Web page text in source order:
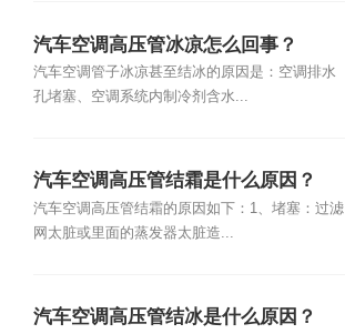
汽车空调高压管冰凉怎么回事？
汽车空调管子冰凉甚至结冰的原因是：空调排水
孔堵塞、空调系统内制冷剂含水...
汽车空调高压管结霜是什么原因？
汽车空调高压管结霜的原因如下：1、堵塞：过滤
网太脏或里面的蒸发器太脏造...
汽车空调高压管结冰是什么原因？